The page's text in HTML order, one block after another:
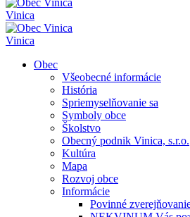
Vinica
Vinica
Obec
Všeobecné informácie
História
Spriemyselňovanie sa
Symboly obce
Školstvo
Obecný podnik Vinica, s.r.o.
Kultúra
Mapa
Rozvoj obce
Informácie
Povinné